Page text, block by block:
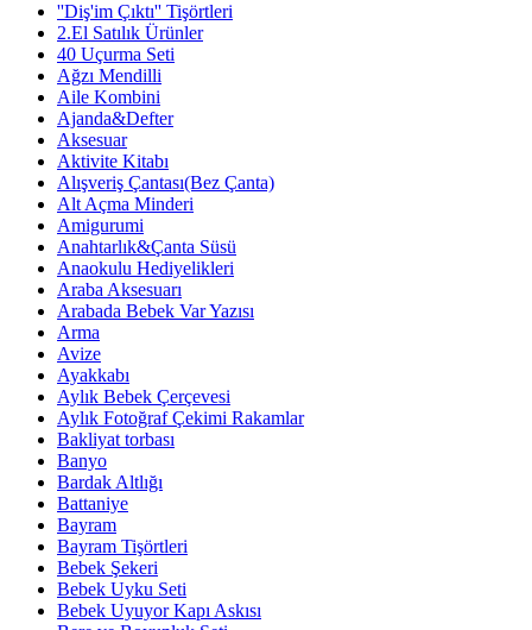
''Diş'im Çıktı'' Tişörtleri
2.El Satılık Ürünler
40 Uçurma Seti
Ağzı Mendilli
Aile Kombini
Ajanda&Defter
Aksesuar
Aktivite Kitabı
Alışveriş Çantası(Bez Çanta)
Alt Açma Minderi
Amigurumi
Anahtarlık&Çanta Süsü
Anaokulu Hediyelikleri
Araba Aksesuarı
Arabada Bebek Var Yazısı
Arma
Avize
Ayakkabı
Aylık Bebek Çerçevesi
Aylık Fotoğraf Çekimi Rakamlar
Bakliyat torbası
Banyo
Bardak Altlığı
Battaniye
Bayram
Bayram Tişörtleri
Bebek Şekeri
Bebek Uyku Seti
Bebek Uyuyor Kapı Askısı